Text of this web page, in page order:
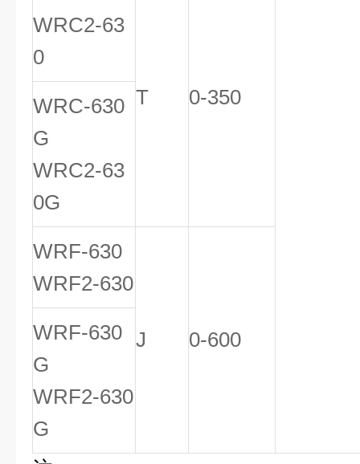
WRC2-63
0
T
0-350
WRC-630
G
WRC2-63
0G
WRF-630
WRF2-630
J 0-600
WRF-630
G
WRF2-630
G